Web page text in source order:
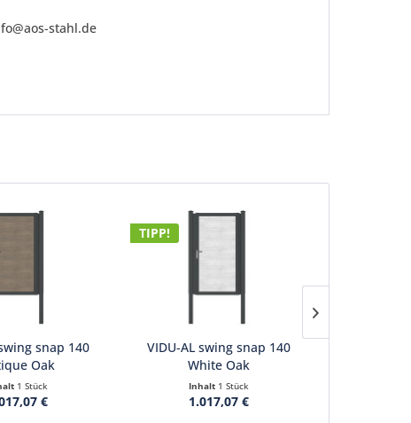
stahl.de
snap 140
Oak
1 Stück
€
TIPP!
VIDU-AL swing snap 140
White Oak
Inhalt 1 Stück
1.017,07 €